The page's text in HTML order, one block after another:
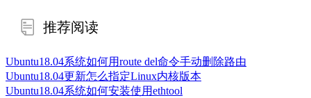
推荐阅读
Ubuntu18.04系统如何用route del命令手动删除路由
Ubuntu18.04更新怎么指定Linux内核版本
Ubuntu18.04系统如何安装使用ethtool